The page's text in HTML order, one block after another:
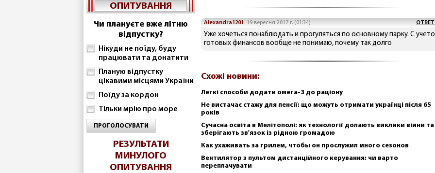
ОПИТУВАННЯ
Чи плануєте вже літню
відпустку?
Нікуди не поїду, буду
працювати та донатити
Планую відпустку
цікавими місцями України
Поїду за кордон
Тільки мрію про море
ПРОГОЛОСУВАТИ
РЕЗУЛЬТАТИ
МИНУЛОГО
ОПИТУВАННЯ
Alexandra1201 19 вересня 2017 г. (01:34)
Уже хочеться понаблюдать и прогуляться по основному парку. С
готовых финансов вообще не понимаю, почему так долго
Схожі новини:
Легкі способи додати омега-3 до раціону
Не вистачає стажу для пенсії: що можуть отримати українці після 65
років
Сучасна освіта в Мелітополі: як технології долають виклики війни та
зберігають зв'язок із рідною громадою
Как ухаживать за грилем, чтобы он прослужил много сезонов
Вентилятор з пультом дистанційного керування: чи варто
переплачувати